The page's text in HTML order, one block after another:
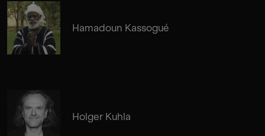
Hamadoun Kassogué
Holger Kuhla